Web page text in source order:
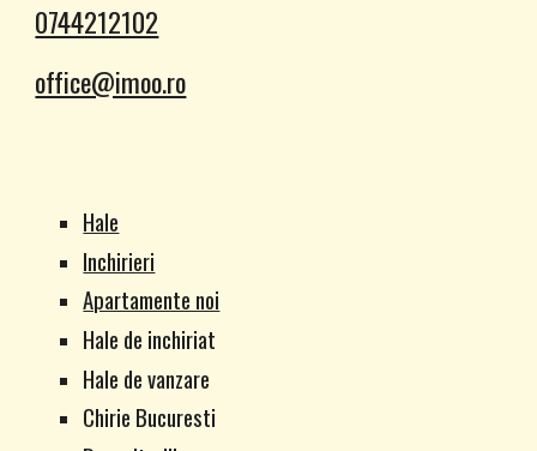
0744212102
office@imoo.ro
Hale
Inchirieri
Apartamente noi
Hale de inchiriat
Hale de vanzare
Chirie Bucuresti